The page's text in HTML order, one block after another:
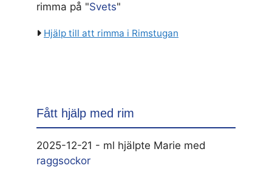
rimma på "Svets"
Hjälp till att rimma i Rimstugan
Fått hjälp med rim
2025-12-21 - ml hjälpte Marie med
raggsockor